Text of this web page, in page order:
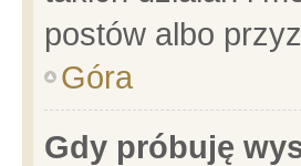
postów albo
Góra
Gdy próbuję